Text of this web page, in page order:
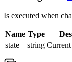
Is executed when
Name Type
state
string Current